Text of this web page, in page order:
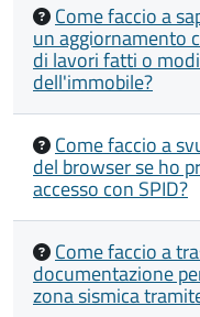
Come faccio a
un aggiornamento
di lavori fatti o
dell'immobile?
Come faccio a
del browser se ho
accesso con SPID?
Come faccio a
documentazione
zona sismica